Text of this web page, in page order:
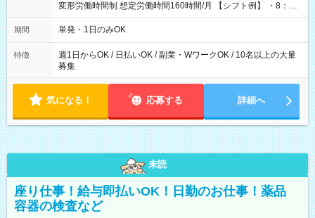
変形労働時間制 想定労働時間160時間/月 【シフト例】 ・8：00
～21：00
期間 単発・1日のみOK
特徴
週1日からOK / 日払いOK / 副業・WワークOK / 10名以上の大量
募集
気になる！ 応募する 詳細へ
未読
座り仕事！給与即払いOK！日勤のお仕事！薬品
容器の検査など